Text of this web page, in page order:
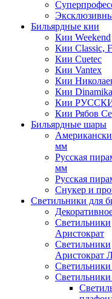
Бильярдные кии
Кии Weekend
Кии Classic,
Кии Cuetec
Кии Vantex
Кии
Кии
Кии
Кии Рябов
Бильярдные шары
мм
Русская
мм
Русская
Снукер и
Светильники для
Светильники
Аристократ
Светильники
Аристократ
Светильники